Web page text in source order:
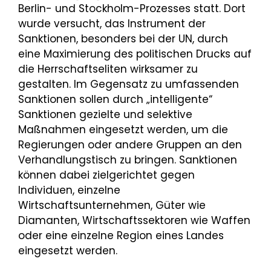
Berlin- und Stockholm-Prozesses statt. Dort
wurde versucht, das Instrument der
Sanktionen, besonders bei der UN, durch
eine Maximierung des politischen Drucks auf
die Herrschaftseliten wirksamer zu
gestalten. Im Gegensatz zu umfassenden
Sanktionen sollen durch „intelligente“
Sanktionen gezielte und selektive
Maßnahmen eingesetzt werden, um die
Regierungen oder andere Gruppen an den
Verhandlungstisch zu bringen. Sanktionen
können dabei zielgerichtet gegen
Individuen, einzelne
Wirtschaftsunternehmen, Güter wie
Diamanten, Wirtschaftssektoren wie Waffen
oder eine einzelne Region eines Landes
eingesetzt werden.